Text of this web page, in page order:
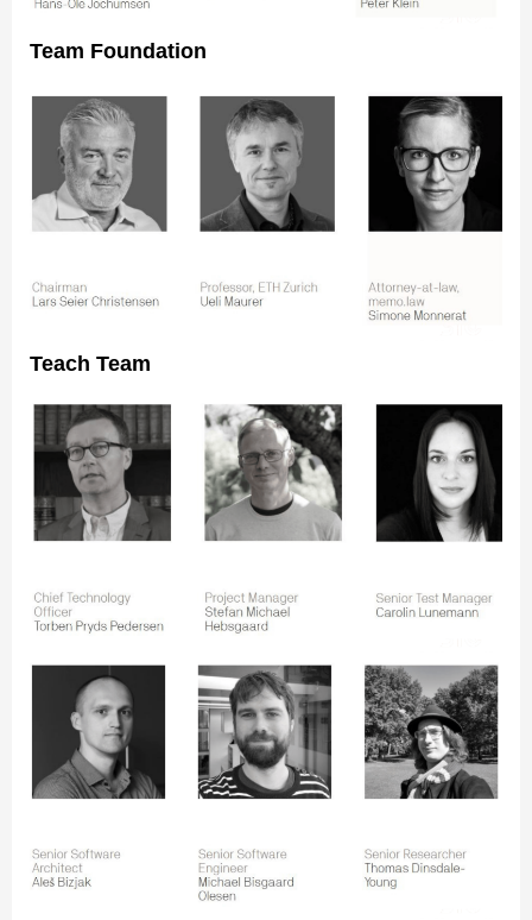
Team Foundation
Teach Team